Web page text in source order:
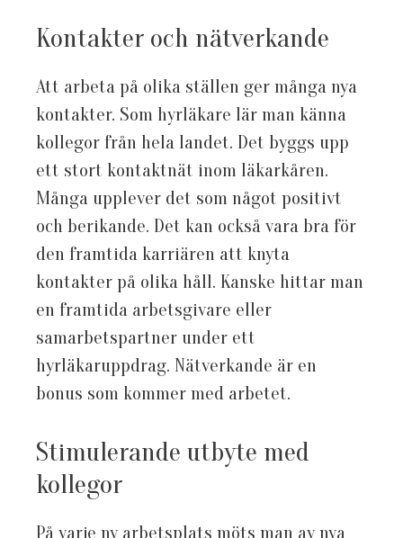
Kontakter och nätverkande
Att arbeta på olika ställen ger många nya
kontakter. Som hyrläkare lär man känna
kollegor från hela landet. Det byggs upp
ett stort kontaktnät inom läkarkåren.
Många upplever det som något positivt
och berikande. Det kan också vara bra för
den framtida karriären att knyta
kontakter på olika håll. Kanske hittar man
en framtida arbetsgivare eller
samarbetspartner under ett
hyrläkaruppdrag. Nätverkande är en
bonus som kommer med arbetet.
Stimulerande utbyte med
kollegor
På varje ny arbetsplats möts man av nya